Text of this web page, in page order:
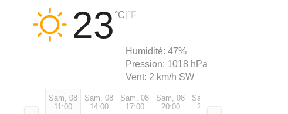
23 °C °F
Humidité: 47%
Pression: 1018 hPa
Vent: 2 km/h SW
Sam, 08
11:00
Sam, 08
14:00
Sam, 08
17:00
Sam, 08
20:00
Sam, 08
23:00